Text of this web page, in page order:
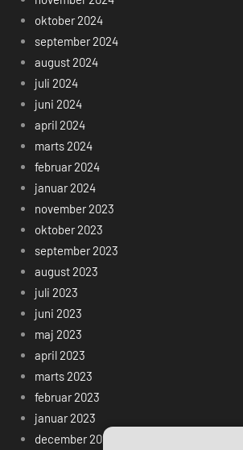
oktober 2024
september 2024
august 2024
juli 2024
juni 2024
april 2024
marts 2024
februar 2024
januar 2024
november 2023
oktober 2023
september 2023
august 2023
juli 2023
juni 2023
maj 2023
april 2023
marts 2023
februar 2023
januar 2023
december 2022